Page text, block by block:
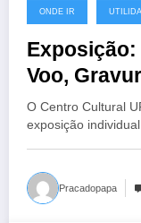
ONDE IR
Exposição:
Voo,
O Centro Cultural
exposição
Pracadopapa